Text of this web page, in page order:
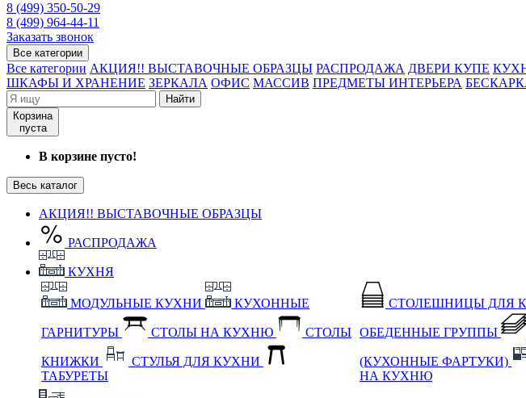
8 (499) 350-50-29
8 (499) 964-44-11
Заказать звонок
Все категории
Все категории АКЦИЯ!! ВЫСТАВОЧНЫЕ ОБРАЗЦЫ РАСПРОДАЖА ДВЕРИ КУПЕ
ШКАФЫ И ХРАНЕНИЕ ЗЕРКАЛА ОФИС МАССИВ ПРЕДМЕТЫ ИНТЕРЬЕРА
Найти
Корзина
пуста
В корзине пусто!
Весь каталог
АКЦИЯ!! ВЫСТАВОЧНЫЕ ОБРАЗЦЫ
РАСПРОДАЖА
КУХНЯ
МОДУЛЬНЫЕ КУХНИ КУХОННЫЕ
ГАРНИТУРЫ СТОЛЫ НА КУХНЮ СТОЛЫ
КНИЖКИ
СТУЛЬЯ ДЛЯ КУХНИ
ТАБУРЕТЫ
СТОЛЕШНИЦЫ ДЛЯ
ОБЕДЕННЫЕ ГРУППЫ
(КУХОННЫЕ ФАРТУКИ)
НА КУХНЮ